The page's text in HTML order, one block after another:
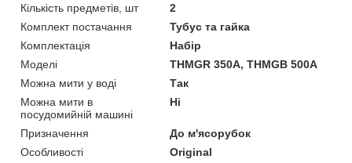
Кількість предметів, шт
2
Комплект постачання
Тубус та гайка
Комплектація
Набір
Моделі
THMGR 350A, THMGB 500A
Можна мити у воді
Так
Можна мити в
посудомийній машині
Ні
Призначення
До м'ясорубок
Особливості
Original